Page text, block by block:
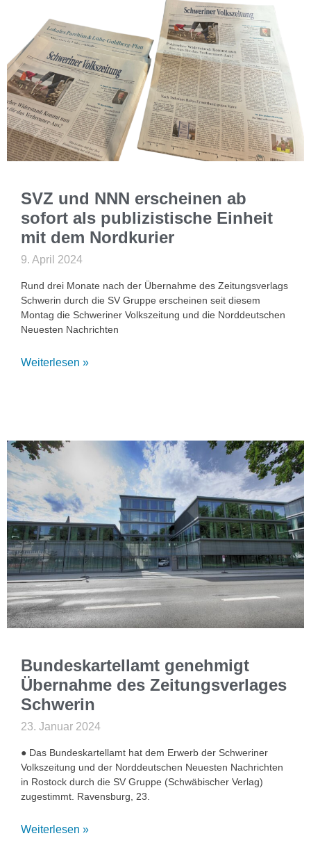
SVZ und NNN erscheinen ab
sofort als publizistische Einheit
mit dem Nordkurier
9. April 2024
Rund drei Monate nach der Übernahme des Zeitungsverlags
Schwerin durch die SV Gruppe erscheinen seit diesem
Montag die Schweriner Volkszeitung und die Norddeutschen
Neuesten Nachrichten
Weiterlesen »
Bundeskartellamt genehmigt
Übernahme des Zeitungsverlages
Schwerin
23. Januar 2024
● Das Bundeskartellamt hat dem Erwerb der Schweriner
Volkszeitung und der Norddeutschen Neuesten Nachrichten
in Rostock durch die SV Gruppe (Schwäbischer Verlag)
zugestimmt. Ravensburg, 23.
Weiterlesen »